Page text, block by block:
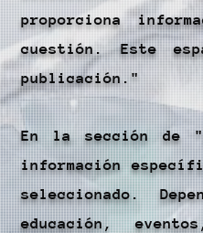
proporciona
cuestión. Este
publicación."
En la sección de
información
seleccionado.
educación,